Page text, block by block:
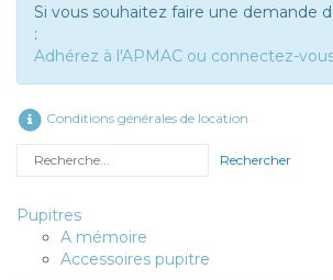
Si vous souhaitez faire une demande
:
Adhérez à l'APMAC ou connectez-
Conditions générales de location
Rechercher
Pupitres
A mémoire
Accessoires pupitre